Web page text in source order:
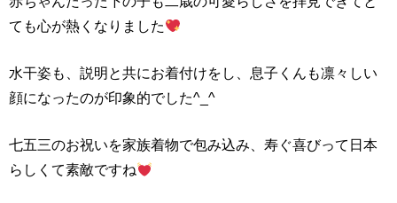
ても心が熱くなりました
水干姿も、説明と共にお着付けをし、息子くんも凛々しい
顔になったのが印象的でした^_^
七五三のお祝いを家族着物で包み込み、寿ぐ喜びって日本
らしくて素敵ですね